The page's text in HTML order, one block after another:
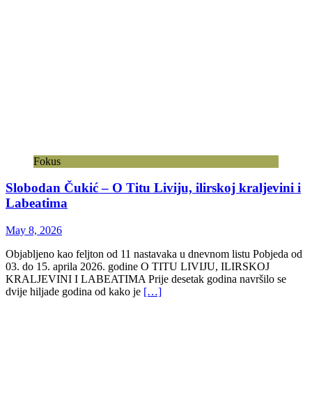
Fokus
Slobodan Čukić – O Titu Liviju, ilirskoj kraljevini i
Labeatima
May 8, 2026
Objabljeno kao feljton od 11 nastavaka u dnevnom listu Pobjeda od
03. do 15. aprila 2026. godine O TITU LIVIJU, ILIRSKOJ
KRALJEVINI I LABEATIMA Prije desetak godina navršilo se
dvije hiljade godina od kako je […]